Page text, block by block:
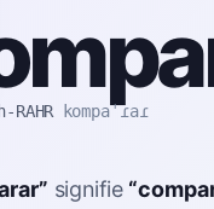
RAHR kompaˈɾaɾ
” signifie “